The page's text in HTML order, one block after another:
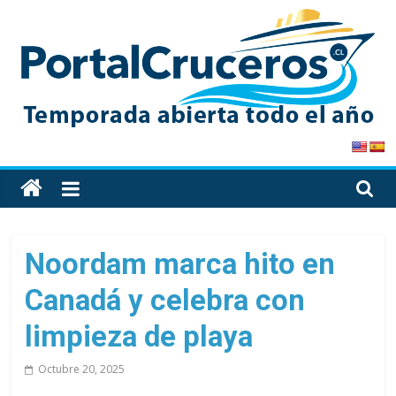
content
PortalCruceros
Toda
la
de
cruceros
en
Noordam marca hito en
Canadá y celebra con
limpieza de playa
Octubre 20, 2025